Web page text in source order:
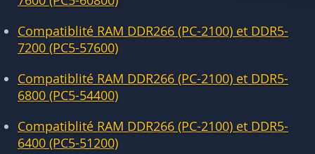
Compatiblité RAM DDR266 (PC-2100) et DDR5-
7200 (PC5-57600)
Compatiblité RAM DDR266 (PC-2100) et DDR5-
6800 (PC5-54400)
Compatiblité RAM DDR266 (PC-2100) et DDR5-
6400 (PC5-51200)